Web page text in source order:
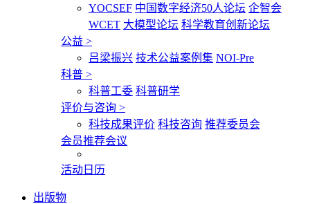
YOCSEF 中国数字经济50人论坛 企智会
WCET 大模型论坛 科学教育创新论坛
公益 >
吕梁振兴 技术公益案例集 NOI-Pre
科普 >
科普工委 科普研学
评价与咨询 >
科技成果评价 科技咨询 推荐委员会
会员推荐会议
活动日历
出版物